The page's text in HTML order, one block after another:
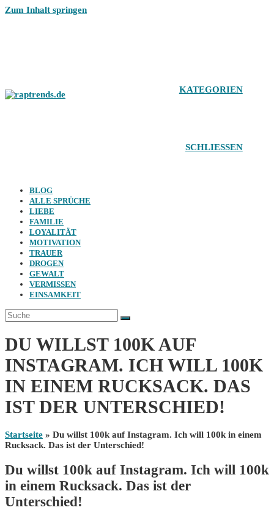
Zum Inhalt springen
KATEGORIEN
SCHLIESSEN
BLOG
ALLE SPRÜCHE
LIEBE
FAMILIE
LOYALITÄT
MOTIVATION
TRAUER
DROGEN
GEWALT
VERMISSEN
EINSAMKEIT
DU WILLST 100K AUF
INSTAGRAM. ICH WILL 100K
IN EINEM RUCKSACK. DAS
IST DER UNTERSCHIED!
Startseite » Du willst 100k auf Instagram. Ich will 100k in einem
Rucksack. Das ist der Unterschied!
Du willst 100k auf Instagram. Ich will 100k
in einem Rucksack. Das ist der
Unterschied!